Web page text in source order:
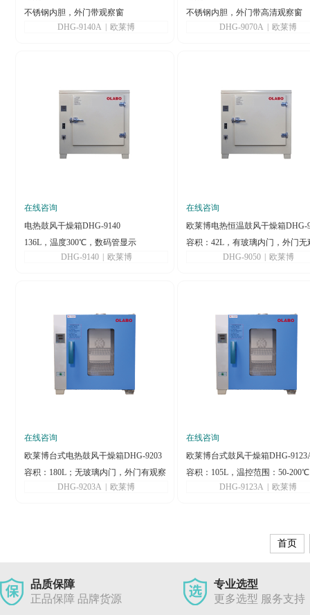
不锈钢内胆，外门带观察窗
DHG-9140A
欧莱博
不锈钢内胆，外门带高清观察窗
DHG-9070A
欧莱博
在线咨询
电热鼓风干燥箱DHG-9140
136L，温度300℃，数码管显示
DHG-9140
欧莱博
在线咨询
欧莱博电热恒温鼓风干燥箱DHG-
容积：42L，有玻璃内门，外门无
窗，控温范围：50℃~300℃
DHG-9050 欧莱博
在线咨询
欧莱博台式电热鼓风干燥箱DHG-9203
A
容积：180L；无玻璃内门，外门有观察
窗，1.温度范围：50°C~200°C
DHG-9203A 欧莱博
在线咨询
欧莱博台式鼓风干燥箱DHG-
容积：105L，温控范围：50-200℃
DHG-9123A
欧莱博
首页
品质保障
正品保障 品牌货源
专业选型
更多选型 服务支持